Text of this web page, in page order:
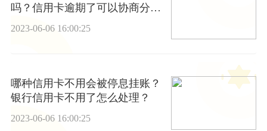
吗？信用卡逾期了可以协商分期
2023-06-06 16:00:25
哪种信用卡不用会被停息挂账？
银行信用卡不用了怎么处理？
2023-06-06 16:00:25